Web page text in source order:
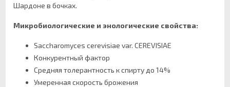
Шардоне в бочках.
Микробиологические и энологические свойства:
Saccharomyces cerevisiae var. CEREVISIAE
Конкурентный фактор
Средняя толерантность к спирту до 14%
Умеренная скорость брожения